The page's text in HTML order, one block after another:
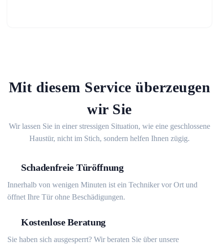
Mit diesem Service überzeugen
wir Sie
Wir lassen Sie in einer stressigen Situation, wie eine geschlossene
Haustür, nicht im Stich, sondern helfen Ihnen zügig.
Schadenfreie Türöffnung
Innerhalb von wenigen Minuten ist ein Techniker vor Ort und
öffnet Ihre Tür ohne Beschädigungen.
Kostenlose Beratung
Sie haben sich ausgesperrt? Wir beraten Sie über unsere